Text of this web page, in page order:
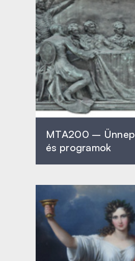
MTA200 –
és programok